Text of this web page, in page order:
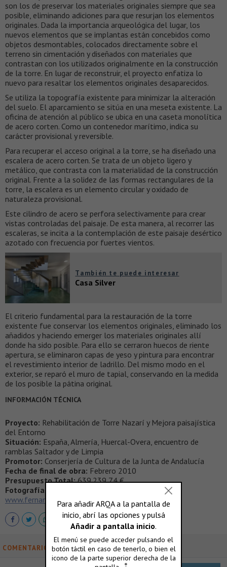
son los de preservar los materiales originales siempre que sea
posible, eliminando adiciones para que resurjan los elementos
originales. Dada la importancia arqueológica del lugar, los
nuevos elementos que se implantas están concebidos como
objetos desmontables, colocados directamente sobre el
terreno sin cimentación y diseñados con materiales que
contrastan con los utilizados originalmente en la construcción
de la torre. En lugar de reconstruir, el proyecto enfatiza lo
nuevo para resaltar los elementos originales desaparecidos.
Se utiliza la topografía existente para minimizar la alteración
del suelo. El aparcamiento se sitúa en una meseta existente. La
oficina de atención al público se ubica en una caseta monolítica
de acero corten. Como un contenedor marítimo, indica su
carácter provisional y reversible.
Para recuperar el acceso original a la torre, se ha diseñado una
escalera de acero corten. Se trata de un objeto ligero y
metálico, que contrasta con la materialidad de la construcción
original. Frente a la solidez de las formas rectangulares de la
torre, la escalera es un elemento circular y oxidado de
naturaleza provisional.
Este cilindro de acero se perfora selectivamente para crear
vistas controladas del paisaje. De esta manera, al recorrer las
escaleras, se incita a la contemplación de este paisaje desértico
azotado con frecuencia por fuertes vientos.
También te puede interesar
Casa Silver
El criterio fundamental para la restauración de la torre
existente fue conservar los elementos originales, eliminado los
añadidos y haciendo emerger los materiales originales allí
donde ha sido posible. Para ello se cerraron huecos de riente
apertura, se eliminaron capas de yeso y pintura para encontrar
el revestimiento interior de ladrillo. Del mismo modo en el
exterior, se reparó el muro de tapial, conservando en la medida
de los posible la pátina original.
INFORMACIÓN TÉCNICA
Proyecto: Rehabilitación de Torre Nazarí y Mejora paisajística
del Entorno
Situación: España, Almería, Huercal-Overa, encuentro de
ramblas Saltador y de Limpia
Promotor: Conserjería de Cultura de la Junta de Andalucía
Fecha de final de obra: Febrero 2010
Presupuesto Total:639.239,74 €
Fotografías:
www.fernandoalda.com
COMENTARIOS